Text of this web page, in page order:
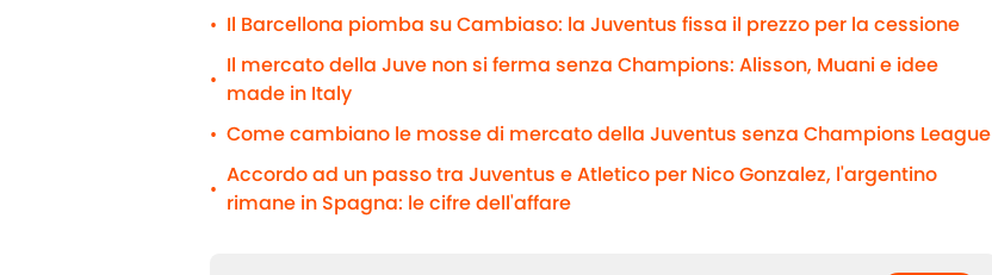
• Il Barcellona piomba su Cambiaso: la Juventus fissa il prezzo per la cessione
•
Il mercato della Juve non si ferma senza Champions: Alisson, Muani e idee
made in Italy
• Come cambiano le mosse di mercato della Juventus senza Champions League
•
Accordo ad un passo tra Juventus e Atletico per Nico Gonzalez, l'argentino
rimane in Spagna: le cifre dell'affare